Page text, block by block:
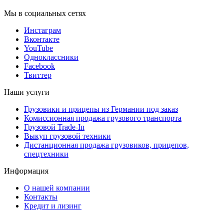
Мы в социальных сетях
Инстаграм
Вконтакте
YouTube
Одноклассники
Facebook
Твиттер
Наши услуги
Грузовики и прицепы из Германии под заказ
Комиссионная продажа грузового транспорта
Грузовой Trade-In
Выкуп грузовой техники
Дистанционная продажа грузовиков, прицепов,
спецтехники
Информация
О нашей компании
Контакты
Кредит и лизинг